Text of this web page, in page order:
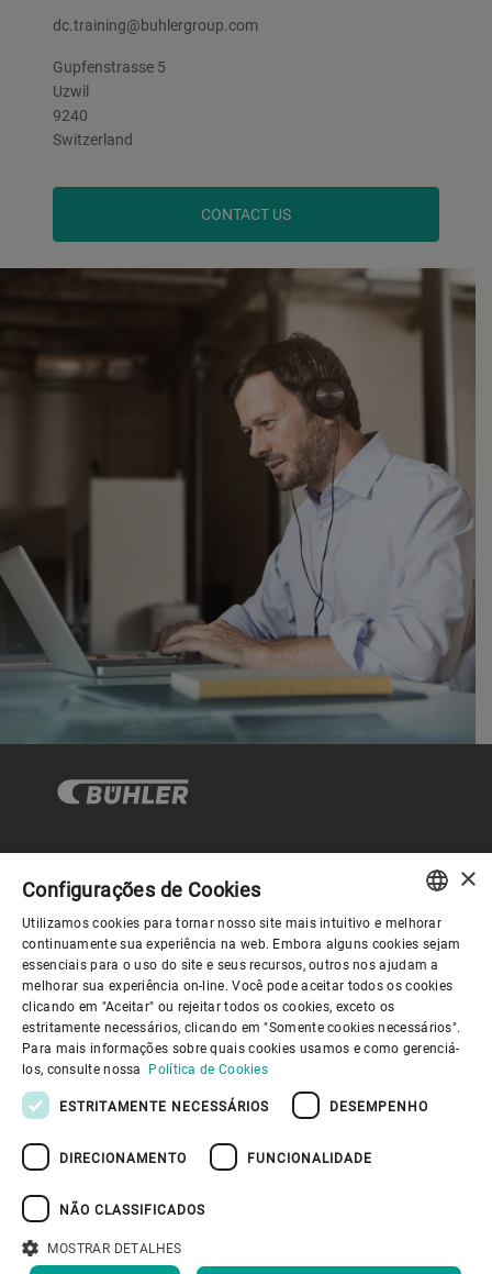
dc.training@buhlergroup.com
Gupfenstrasse 5
Uzwil
9240
Switzerland
CONTACT US
Governança Corporativa
Sobre nós
Links úteis
Information Security
ENGLISH
SPANISH
GERMAN
FRENCH
×
Configurações de Cookies
Utilizamos cookies para tornar nosso site mais intuitivo e melhorar
continuamente sua experiência na web. Embora alguns cookies sejam
essenciais para o uso do site e seus recursos, outros nos ajudam a
melhorar sua experiência on-line. Você pode aceitar todos os cookies
clicando em "Aceitar" ou rejeitar todos os cookies, exceto os
estritamente necessários, clicando em "Somente cookies necessários".
Para mais informações sobre quais cookies usamos e como gerenciá-
los, consulte nossa Política de Cookies
ESTRITAMENTE NECESSÁRIOS DESEMPENHO
DIRECIONAMENTO FUNCIONALIDADE
NÃO CLASSIFICADOS
MOSTRAR DETALHES